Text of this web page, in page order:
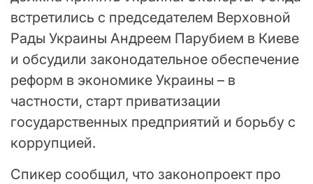
встретились с председателем Верховной
Рады Украины Андреем Парубием в Киеве
и обсудили законодательное обеспечение
реформ в экономике Украины – в
частности, старт приватизации
государственных предприятий и борьбу с
коррупцией.
Спикер сообщил, что законопроект про